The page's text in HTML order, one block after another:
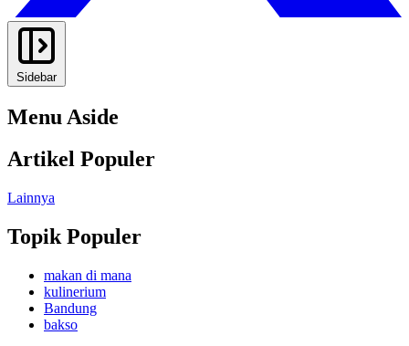
Sidebar
Menu Aside
Artikel Populer
Lainnya
Topik Populer
makan di mana
kulinerium
Bandung
bakso